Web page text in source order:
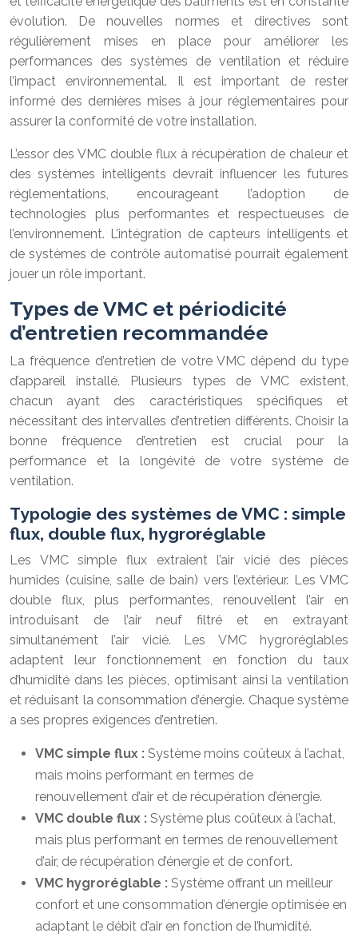
évolution. De nouvelles normes et directives sont
régulièrement mises en place pour améliorer les
performances des systèmes de ventilation et réduire
l’impact environnemental. Il est important de rester
informé des dernières mises à jour réglementaires pour
assurer la conformité de votre installation.
L’essor des VMC double flux à récupération de chaleur et
des systèmes intelligents devrait influencer les futures
réglementations, encourageant l’adoption de
technologies plus performantes et respectueuses de
l’environnement. L’intégration de capteurs intelligents et
de systèmes de contrôle automatisé pourrait également
jouer un rôle important.
Types de VMC et périodicité
d’entretien recommandée
La fréquence d’entretien de votre VMC dépend du type
d’appareil installé. Plusieurs types de VMC existent,
chacun ayant des caractéristiques spécifiques et
nécessitant des intervalles d’entretien différents. Choisir la
bonne fréquence d’entretien est crucial pour la
performance et la longévité de votre système de
ventilation.
Typologie des systèmes de VMC : simple
flux, double flux, hygroréglable
Les VMC simple flux extraient l’air vicié des pièces
humides (cuisine, salle de bain) vers l’extérieur. Les VMC
double flux, plus performantes, renouvellent l’air en
introduisant de l’air neuf filtré et en extrayant
simultanément l’air vicié. Les VMC hygroréglables
adaptent leur fonctionnement en fonction du taux
d’humidité dans les pièces, optimisant ainsi la ventilation
et réduisant la consommation d’énergie. Chaque système
a ses propres exigences d’entretien.
VMC simple flux : Système moins coûteux à l’achat,
mais moins performant en termes de
renouvellement d’air et de récupération d’énergie.
VMC double flux : Système plus coûteux à l’achat,
mais plus performant en termes de renouvellement
d’air, de récupération d’énergie et de confort.
VMC hygroréglable : Système offrant un meilleur
confort et une consommation d’énergie optimisée en
adaptant le débit d’air en fonction de l’humidité.